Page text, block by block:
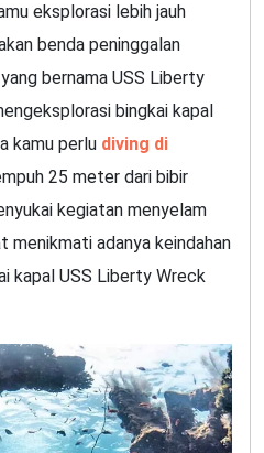
eksplorasi lebih jauh
benda peninggalan
bernama USS Liberty
bingkai kapal
kamu perlu diving di
25 meter dari bibir
kegiatan menyelam
menikmati adanya keindahan
kapal USS Liberty Wreck